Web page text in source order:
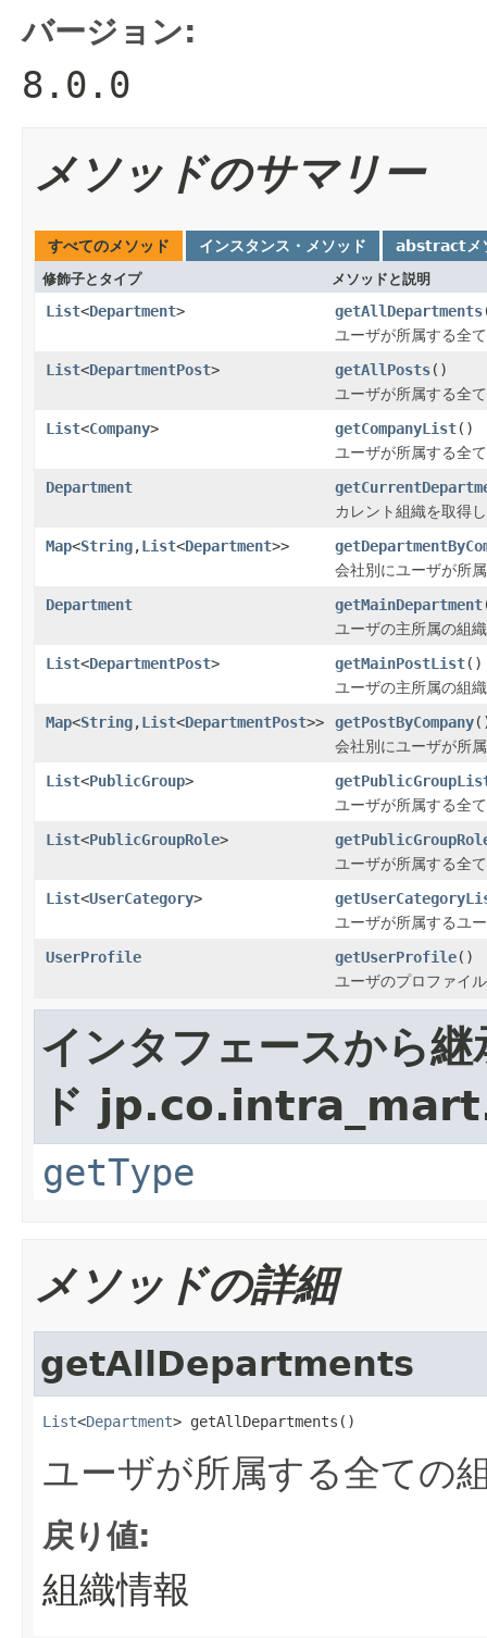
バージョン:
8.0.0
メソッドのサマリー
すべてのメソッド インスタンス・メソッド abstractメ
修飾子とタイプ メソッドと説明
List<Department> getAllDepartments
ユーザが所属する全
List<DepartmentPost> getAllPosts()
ユーザが所属する全
List<Company> getCompanyList()
ユーザが所属する全
Department
カレント組織を取得
Map<String,List<Department>>
会社別にユーザが所
Department
getMainDepartment
ユーザの主所属の組
List<DepartmentPost> getMainPostList()
ユーザの主所属の組
Map<String,List<DepartmentPost>> getPostByCompany
会社別にユーザが所
List<PublicGroup>
ユーザが所属する全
List<PublicGroupRole>
ユーザが所属する全
List<UserCategory>
ユーザが所属するユ
UserProfile
getUserProfile()
ユーザのプロファイ
インタフェースから
ド
getType
メソッドの詳細
getAllDepartments
List<Department> getAllDepartments()
ユーザが所属する全ての
戻り値:
組織情報